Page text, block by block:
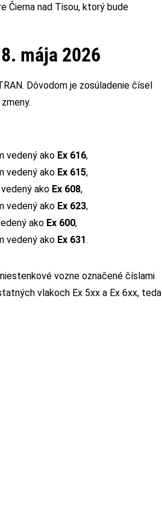
Čierna nad Tisou, ktorý bude
mája 2026
Dôvodom je zosúladenie čísel
vedený ako Ex 616,
vedený ako Ex 615,
ako Ex 608,
vedený ako Ex 623,
ako Ex 600,
vedený ako Ex 631.
vozne označené číslami
vlakoch Ex 5xx a Ex 6xx, teda